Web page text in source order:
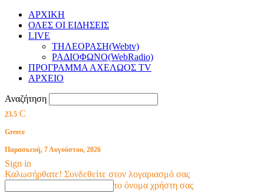
ΑΡΧΙΚΗ
ΟΛΕΣ ΟΙ ΕΙΔΗΣΕΙΣ
LIVE
ΤΗΛΕΟΡΑΣΗ(Webtv)
ΡΑΔΙΟΦΩΝΟ(WebRadio)
ΠΡΟΓΡΑΜΜΑ ΑΧΕΛΩΟΣ TV
ΑΡΧΕΙΟ
Αναζήτηση
23.5 C
Greece
Παρασκευή, 7 Αυγούστου, 2026
Sign in
Καλωσήρθατε! Συνδεθείτε στον λογαριασμό σας
το όνομα χρήστη σας